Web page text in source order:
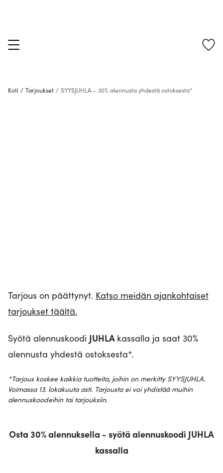
Koti / Tarjoukset / SYYSJUHLA – 30% alennusta yhdestä ostoksesta*
Tarjous on päättynyt. Katso meidän ajankohtaiset
tarjoukset täältä.
Syötä alennuskoodi JUHLA kassalla ja saat 30%
alennusta yhdestä ostoksesta*.
*Tarjous koskee kaikkia tuotteita, joihin on merkitty SYYSJUHLA.
Voimassa 13. lokakuuta asti. Tarjousta ei voi yhdistää muihin
alennuskoodeihin tai tarjouksiin.
Osta 30% alennuksella - syötä alennuskoodi JUHLA
kassalla